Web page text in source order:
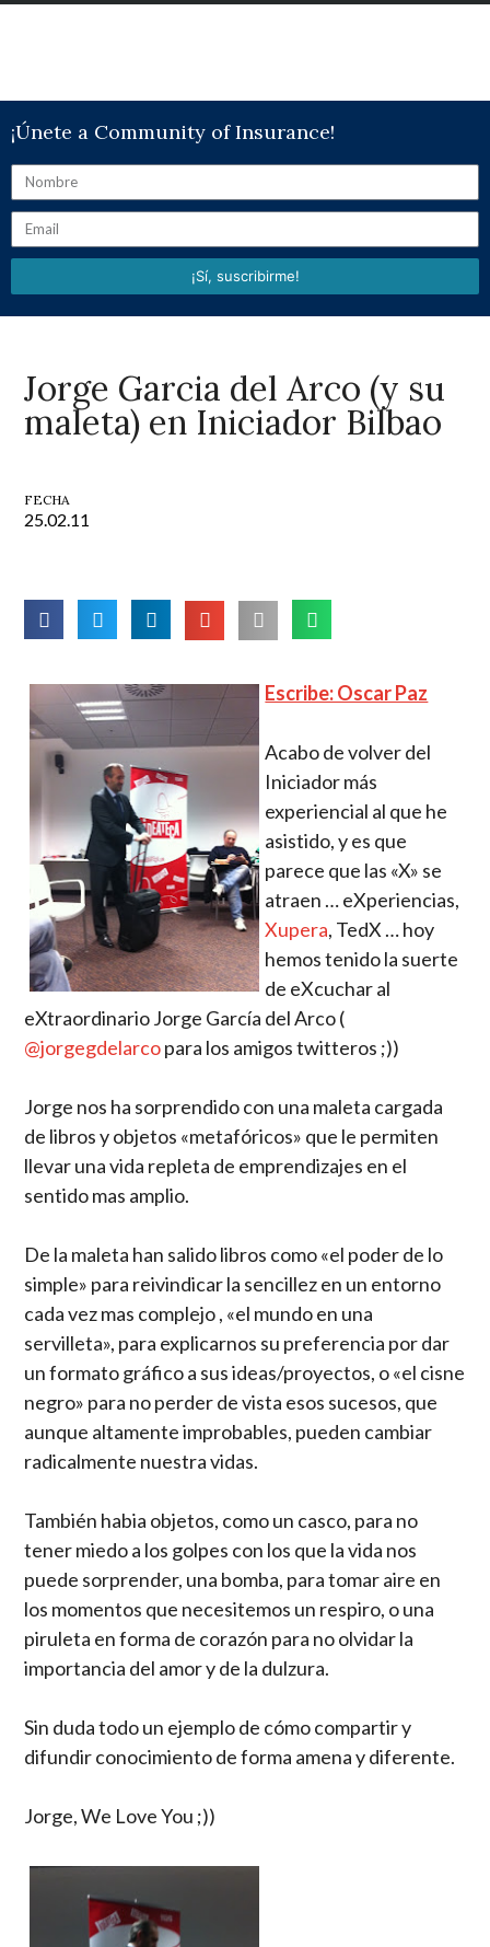
¡Únete a Community of Insurance!
¡Sí, suscribirme!
Jorge Garcia del Arco (y su
maleta) en Iniciador Bilbao
FECHA
25.02.11
Escribe: Oscar Paz
Acabo de volver del
Iniciador más
experiencial al que he
asistido, y es que
parece que las «X» se
atraen … eXperiencias,
Xupera, TedX … hoy
hemos tenido la suerte
de eXcuchar al
eXtraordinario Jorge García del Arco (
@jorgegdelarcopara los amigos twitteros ;))
Jorge nos ha sorprendido con una maleta cargada
de libros y objetos «metafóricos» que le permiten
llevar una vida repleta de emprendizajes en el
sentido mas amplio.
De la maleta han salido libros como «el poder de lo
simple» para reivindicar la sencillez en un entorno
cada vez mas complejo , «el mundo en una
servilleta», para explicarnos su preferencia por dar
un formato gráfico a sus ideas/proyectos, o «el cisne
negro» para no perder de vista esos sucesos, que
aunque altamente improbables, pueden cambiar
radicalmente nuestra vidas.
También habia objetos, como un casco, para no
tener miedo a los golpes con los que la vida nos
puede sorprender, una bomba, para tomar aire en
los momentos que necesitemos un respiro, o una
piruleta en forma de corazón para no olvidar la
importancia del amor y de la dulzura.
Sin duda todo un ejemplo de cómo compartir y
difundir conocimiento de forma amena y diferente.
Jorge, We Love You ;))